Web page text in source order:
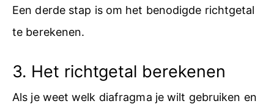
Een derde stap is om het benodigde richtgetal
te berekenen.
3. Het richtgetal berekenen
Als je weet welk diafragma je wilt gebruiken en